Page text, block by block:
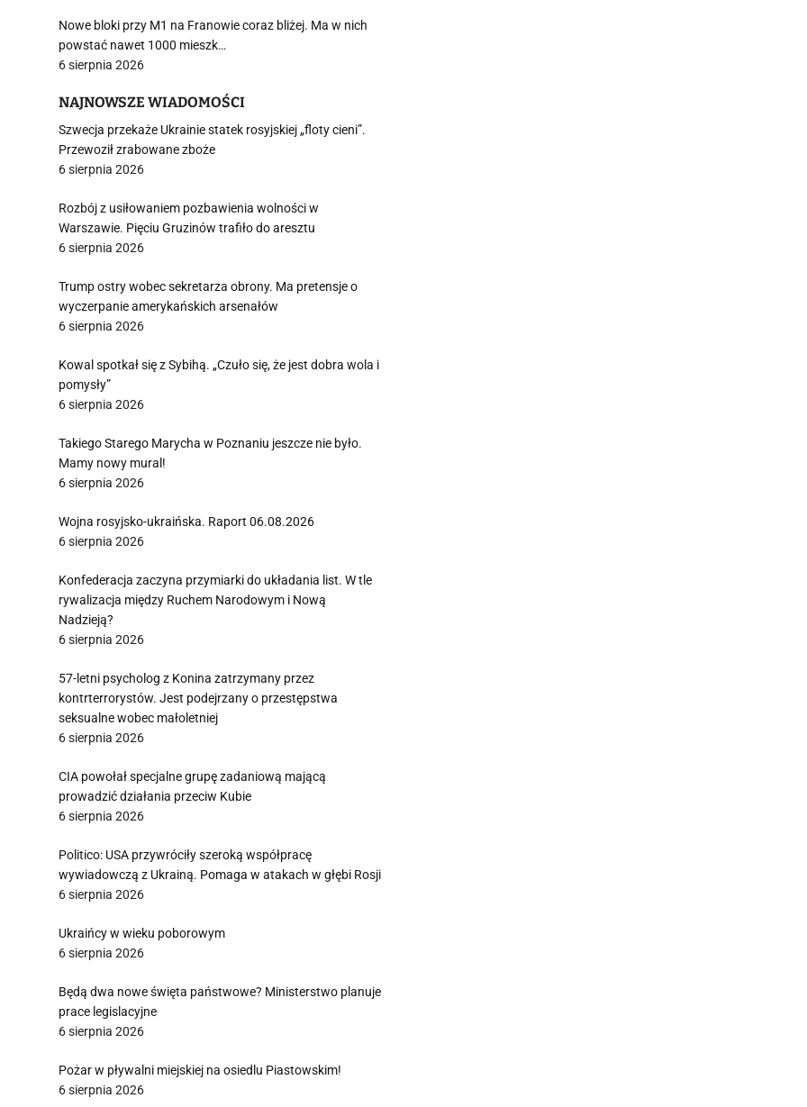
Nowe bloki przy M1 na Franowie coraz bliżej. Ma w nich
powstać nawet 1000 mieszk…
6 sierpnia 2026
NAJNOWSZE WIADOMOŚCI
Szwecja przekaże Ukrainie statek rosyjskiej „floty cieni”.
Przewoził zrabowane zboże
6 sierpnia 2026
Rozbój z usiłowaniem pozbawienia wolności w
Warszawie. Pięciu Gruzinów trafiło do aresztu
6 sierpnia 2026
Trump ostry wobec sekretarza obrony. Ma pretensje o
wyczerpanie amerykańskich arsenałów
6 sierpnia 2026
Kowal spotkał się z Sybihą. „Czuło się, że jest dobra wola i
pomysły”
6 sierpnia 2026
Takiego Starego Marycha w Poznaniu jeszcze nie było.
Mamy nowy mural!
6 sierpnia 2026
Wojna rosyjsko-ukraińska. Raport 06.08.2026
6 sierpnia 2026
Konfederacja zaczyna przymiarki do układania list. W tle
rywalizacja między Ruchem Narodowym i Nową
Nadzieją?
6 sierpnia 2026
57-letni psycholog z Konina zatrzymany przez
kontrterrorystów. Jest podejrzany o przestępstwa
seksualne wobec małoletniej
6 sierpnia 2026
CIA powołał specjalne grupę zadaniową mającą
prowadzić działania przeciw Kubie
6 sierpnia 2026
Politico: USA przywróciły szeroką współpracę
wywiadowczą z Ukrainą. Pomaga w atakach w głębi Rosji
6 sierpnia 2026
Ukraińcy w wieku poborowym
6 sierpnia 2026
Będą dwa nowe święta państwowe? Ministerstwo planuje
prace legislacyjne
6 sierpnia 2026
Pożar w pływalni miejskiej na osiedlu Piastowskim!
6 sierpnia 2026